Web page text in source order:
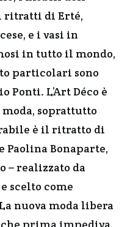
ritratti di Erté,
e i vasi in
in tutto il mondo,
particolari sono
Ponti. L’Art Déco è
soprattutto
è il ritratto di
Paolina Bonaparte,
– realizzato da
scelto come
nuova moda libera